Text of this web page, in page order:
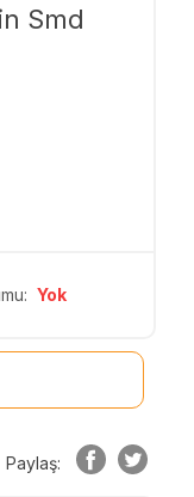
Smd
Yok
Paylaş: